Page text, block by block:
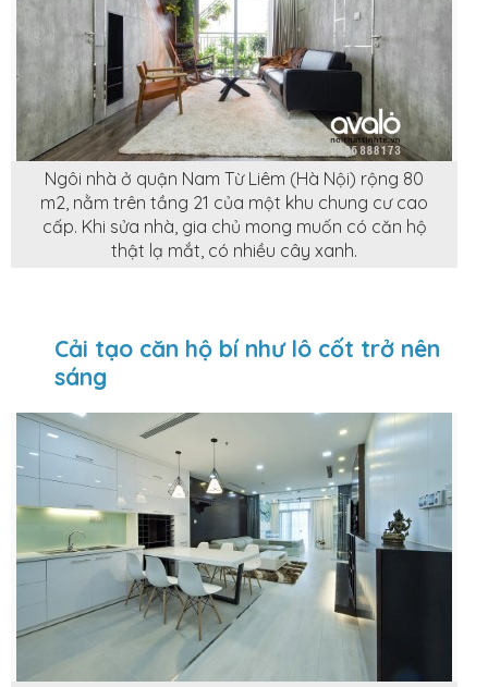
Ngôi nhà ở quận Nam Từ Liêm (Hà Nội) rộng 80
m2, nằm trên tầng 21 của một khu chung cư cao
cấp. Khi sửa nhà, gia chủ mong muốn có căn hộ
thật lạ mắt, có nhiều cây xanh.
Cải tạo căn hộ bí như lô cốt trở nên
sáng